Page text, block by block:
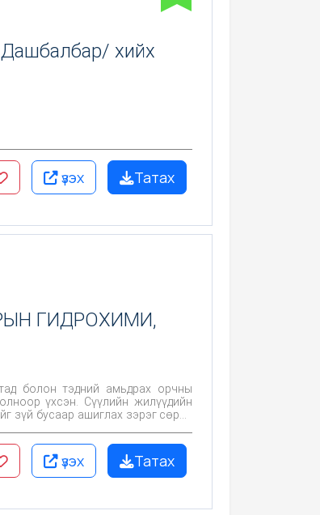
хийх
үзэх Татах
ГИДРОХИМИ,
болон тэдний амьдрах орчны
үхсэн. Сүүлийн жилүүдийн
зүй бусаар ашиглах зэрэг сөрөг
Ховд их сургууль, Шинжлэх
үзэх Татах